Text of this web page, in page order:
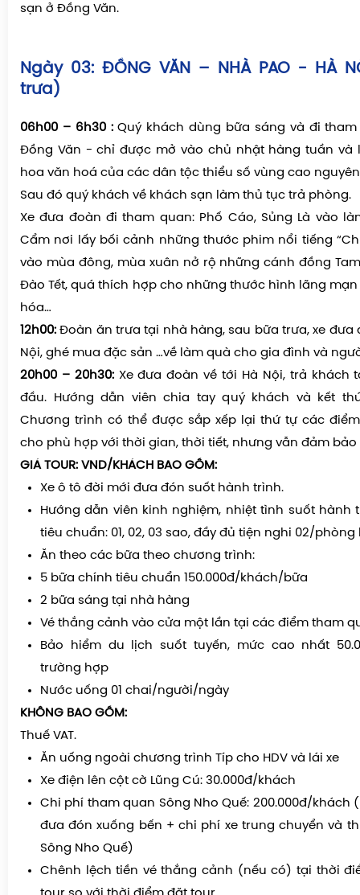
sạn ở Đồng Văn.
Ngày 03: ĐỒNG VĂN – NHÀ PAO - HÀ
trưa)
06h00 – 6h30 :Quý khách dùng bữa sáng và đi
Đồng Văn - chỉ được mở vào chủ nhật hàng tuần và
hoa văn hoá của các dân tộc thiểu số vùng cao
Sau đó quý khách về khách sạn làm thủ tục trả phòng.
Xe đưa đoàn đi tham quan: Phố Cáo, Sủng Là vào
Cẩm nơi lấy bối cảnh những thước phim nổi tiếng
vào mùa đông, mùa xuân nở rộ những cánh đồng
Đào Tết, quá thích hợp cho những thước hình lãng
hóa…
12h00:Đoàn ăn trưa tại nhà hàng, sau bữa trưa, xe đưa
Nội, ghé mua đặc sản …về làm quà cho gia đình và
20h00 – 20h30: Xe đưa đoàn về tới Hà Nội, trả khách
đầu. Hướng dẫn viên chia tay quý khách và kết
Chương trình có thể được sắp xếp lại thứ tự các
cho phù hợp với thời gian, thời tiết, nhưng vẫn đảm
GIÁ TOUR: VND/KHÁCH BAO GỒM:
Xe ô tô đời mới đưa đón suốt hành trình.
Hướng dẫn viên kinh nghiệm, nhiệt tình suốt hành
tiêu chuẩn: 01, 02, 03 sao, đầy đủ tiện nghi 02/
Ăn theo các bữa theo chương trình:
5 bữa chính tiêu chuẩn 150.000đ/khách/bữa
2 bữa sáng tại nhà hàng
Vé thắng cảnh vào cửa một lần tại các điểm tham
Bảo hiểm du lịch suốt tuyến, mức cao nhất
trường hợp
Nước uống 01 chai/người/ngày
KHÔNG BAO GỒM:
Thuế VAT.
Ăn uống ngoài chương trình Típ cho HDV và lái xe
Xe điện lên cột cờ Lũng Cú: 30.000đ/khách
Chi phí tham quan Sông Nho Quế: 200.000đ/khách
đưa đón xuống bến + chi phí xe trung chuyển và
Sông Nho Quế)
Chênh lệch tiền vé thắng cảnh (nếu có) tại thời